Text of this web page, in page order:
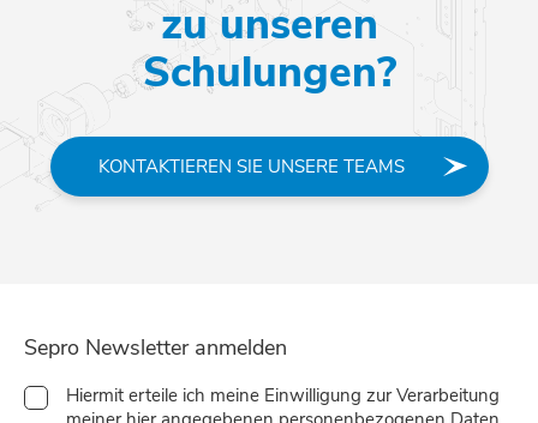
zu unseren
Schulungen?
KONTAKTIEREN SIE UNSERE TEAMS
Sepro Newsletter anmelden
Hiermit erteile ich meine Einwilligung zur Verarbeitung